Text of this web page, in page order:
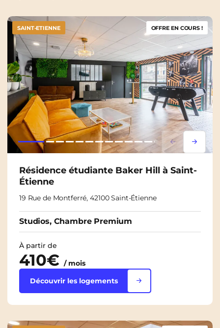
Lorem ipsum
Lorem
SAINT-ETIENNE OFFRE EN COURS !
Résidence étudiante Baker Hill à Saint-
Étienne
19 Rue de Montferré, 42100 Saint-Étienne
Studios, Chambre Premium
À partir de
410€ / mois
Découvrir les logements